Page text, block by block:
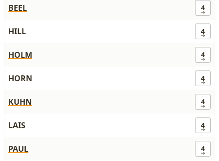
BEEL
4
HILL 4
HOLM 4
HORN 4
KUHN 4
LAIS 4
PAUL 4